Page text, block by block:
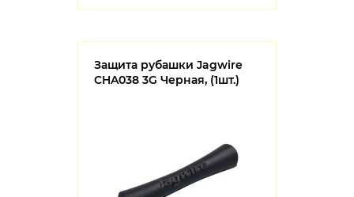
Защита рубашки Jagwire
CHA038 3G Черная, (1шт.)